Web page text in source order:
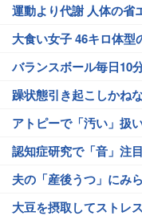
運動より代謝 人体の省
大食い女子 46キロ体型
バランスボール毎日10
躁状態引き起こしかね
アトピーで「汚い」扱
認知症研究で「音」注
夫の「産後うつ」にみ
大豆を摂取してストレ